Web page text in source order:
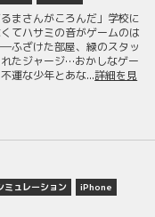
まさんがころんだ」学校に
てハサミの音がゲームのは
ふざけた部屋、緑のスタッ
たジャージ…おかしなゲー
運な少年とあな...詳細を見
ミュレーション
iPhone